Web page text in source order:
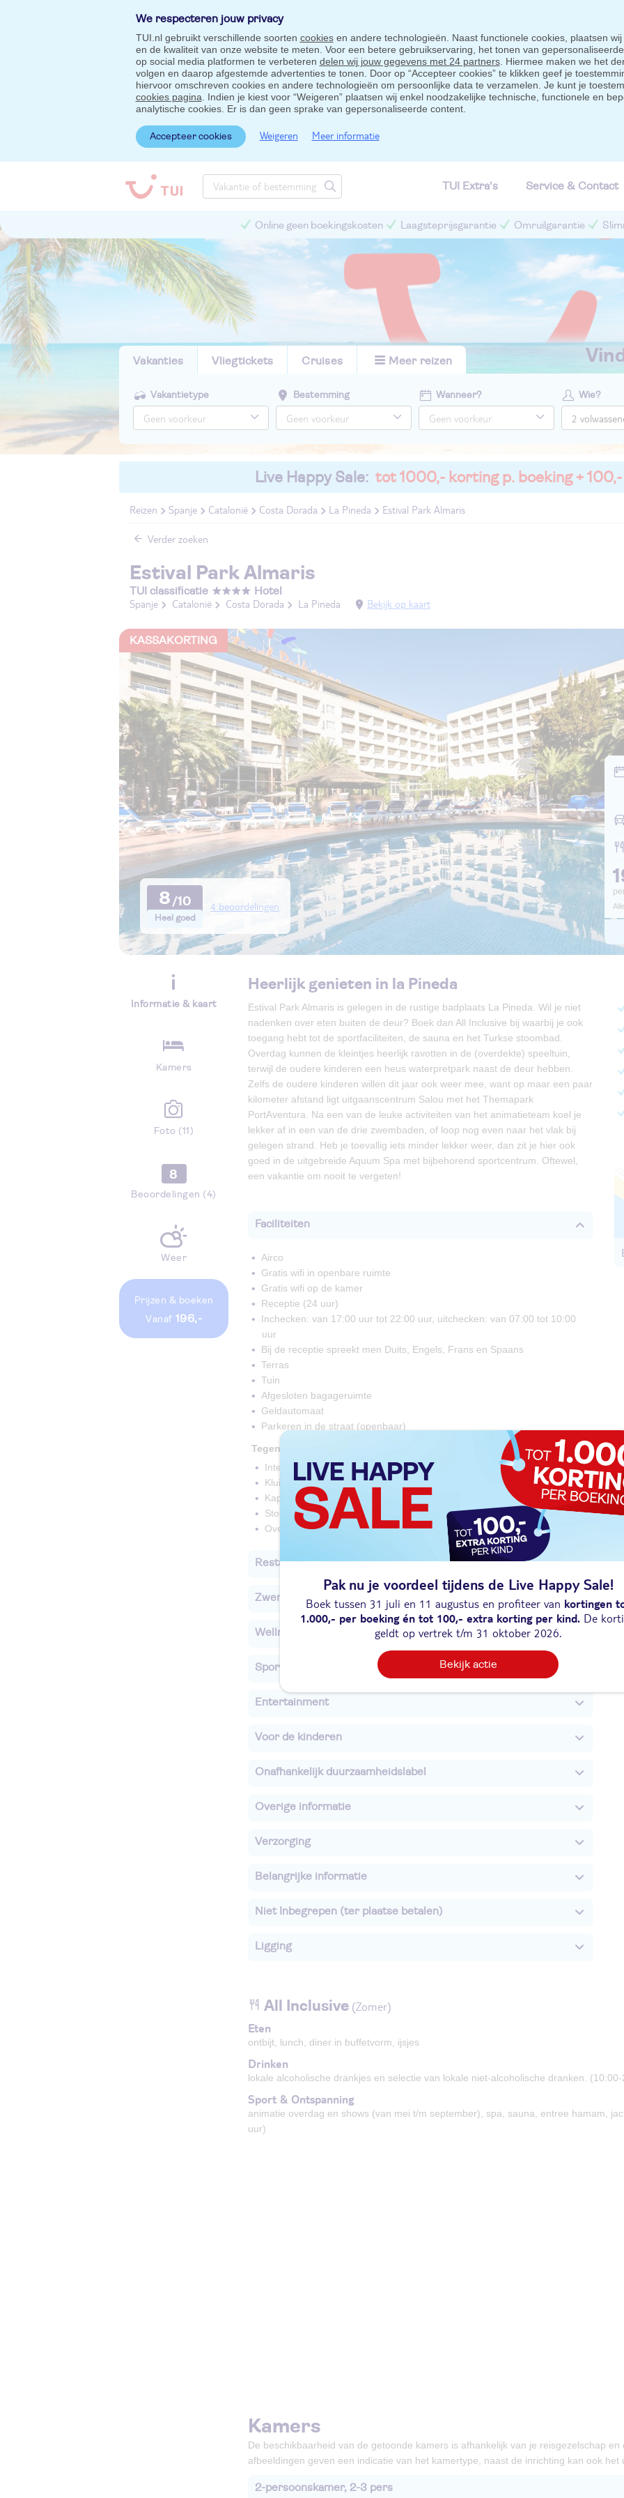
We respecteren jouw privacy
TUI.nl gebruikt verschillende soorten cookiesen andere technologieën. Naast functionele cookies, plaatsen
en de kwaliteit van onze website te meten. Voor een betere gebruikservaring, het tonen van
op social media platformen te verbeteren delen wij jouw gegevens met 24 partners. Hiermee maken we het
volgen en daarop afgestemde advertenties te tonen. Door op “Accepteer cookies” te klikken geef je
hiervoor omschreven cookies en andere technologieën om persoonlijke data te verzamelen. Je kunt je
cookies pagina . Indien je kiest voor “Weigeren” plaatsen wij enkel noodzakelijke technische, functionele en
analytische cookies. Er is dan geen sprake van gepersonaliseerde content.
Accepteer cookies Weigeren Meer informatie
TUI Extra's Service & Contact
Online geen boekingskosten Laagsteprijsgarantie Omruilgarantie
Vakanties Vliegtickets Cruises Meer reizen
Vakantietype Bestemming Wanneer? Wie?
Live Happy Sale: tot 1000,- korting p. boeking + 100,-
Reizen Spanje Catalonië Costa Dorada La Pineda Estival Park Almaris
Verder zoeken
Estival Park Almaris
TUI classificatie Hotel
Spanje Catalonië Costa Dorada La Pineda Bekijk op kaart
8 4 beoordelingen
KASSAKORTING
Informatie & kaart
Kamers
Foto (11)
8
Beoordelingen (4)
Weer
Prijzen & boeken
vanaf 196,-
Heerlijk genieten in la Pineda
Estival Park Almaris is gelegen in de rustige badplaats La Pineda. Wil je niet
nadenken over eten buiten de deur? Boek dan All Inclusive bij waarbij je ook
toegang hebt tot de sportfaciliteiten, de sauna en het Turkse stoombad.
Overdag kunnen de kleintjes heerlijk ravotten in de (overdekte) speeltuin,
terwijl de oudere kinderen een heus waterpretpark naast de deur hebben.
Zelfs de oudere kinderen willen dit jaar ook weer mee, want op maar een paar
kilometer afstand ligt uitgaanscentrum Salou met het Themapark
PortAventura. Na een van de leuke activiteiten van het animatieteam koel je
lekker af in een van de drie zwembaden, of loop nog even naar het vlak bij
gelegen strand. Heb je toevallig iets minder lekker weer, dan zit je hier ook
goed in de uitgebreide Aquum Spa met bijbehorend sportcentrum. Oftewel,
een vakantie om nooit te vergeten!
Faciliteiten
Airco
Gratis wifi in openbare ruimte
Gratis wifi op de kamer
Receptie (24 uur)
Inchecken: van 17:00 uur tot 22:00 uur, uitchecken: van 07:00 tot 10:00
uur
Bij de receptie spreekt men Duits, Engels, Frans en Spaans
Terras
Tuin
Afgesloten bagageruimte
Geldautomaat
Parkeren in de straat (openbaar)
Tegen betaling
Internethoek
Kluisje bij receptie
Kapper
Stomerijservice
Overdekte privé parkeerplaats, ca. € 18,00 per 24 uur
Restaurants/Bars
Zwembaden
Wellness
Sport & Activiteiten
Entertainment
Voor de kinderen
Onafhankelijk duurzaamheidslabel
Overige informatie
Verzorging
Belangrijke informatie
Niet Inbegrepen (ter plaatse betalen)
Ligging
All Inclusive (Zomer)
Eten
ontbijt, lunch, diner in buffetvorm, ijsjes
Drinken
lokale alcoholische drankjes en selectie van lokale niet-alcoholische dranken.
Sport & Ontspanning
animatie overdag en shows (van mei t/m september), spa, sauna, entree hamam,
uur)
Kamers
De beschikbaarheid van de getoonde kamers is afhankelijk van je reisgezelschap
afbeeldingen geven een indicatie van het kamertype, naast de inrichting kan ook het
2-persoonskamer, 2-3 pers
Pak nu je voordeel tijdens de Live Happy Sale!
Boek tussen 31 juli en 11 augustus en profiteer van kortingen
1.000,- per boeking én tot 100,- extra korting per kind. De
geldt op vertrek t/m 31 oktober 2026.
Bekijk actie